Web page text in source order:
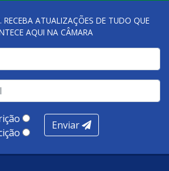
RECEBA ATUALIZAÇÕES DE TUDO QUE
AQUI NA CÂMARA
Enviar